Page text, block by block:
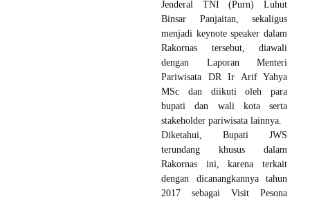
Jenderal TNI (Purn) Luhut
Binsar Panjaitan, sekaligus
menjadi keynote speaker dalam
Rakornas tersebut, diawali
dengan Laporan Menteri
Pariwisata DR Ir Arif Yahya
MSc dan diikuti oleh para
bupati dan wali kota serta
stakeholder pariwisata lainnya.
Diketahui, Bupati JWS
terundang khusus dalam
Rakornas ini, karena terkait
dengan dicanangkannya tahun
2017 sebagai Visit Pesona